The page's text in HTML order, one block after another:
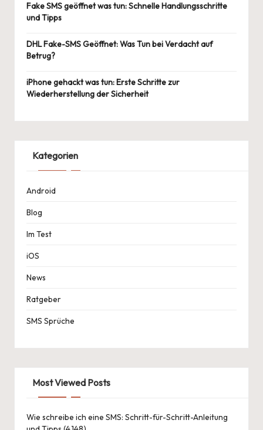
Fake SMS geöffnet was tun: Schnelle Handlungsschritte
und Tipps
DHL Fake-SMS Geöffnet: Was Tun bei Verdacht auf
Betrug?
iPhone gehackt was tun: Erste Schritte zur
Wiederherstellung der Sicherheit
Kategorien
Android
Blog
Im Test
iOS
News
Ratgeber
SMS Sprüche
Most Viewed Posts
Wie schreibe ich eine SMS: Schritt-für-Schritt-Anleitung